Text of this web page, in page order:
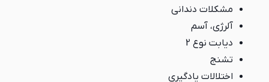
مشکلات دندانی
آلرژی، آسم
دیابت نوع 2
تشنج
اختلالات یادگیری